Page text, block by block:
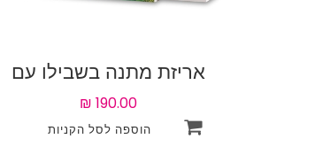
אריזת מתנה בשבילו עם